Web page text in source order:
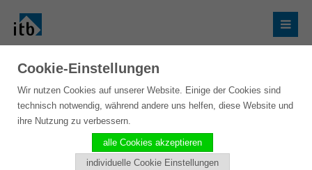
Veranstaltungen
Wir sind für Sie unterwegs und würden uns freuen,
Ihnen live vor Ort unsere Produkte vorzustellen und
Cookie-Einstellungen
Wir nutzen Cookies auf unserer Website. Einige der Cookies sind
technisch notwendig, während andere uns helfen, diese Website und
ihre Nutzung zu verbessern.
alle Cookies akzeptieren
individuelle Cookie Einstellungen